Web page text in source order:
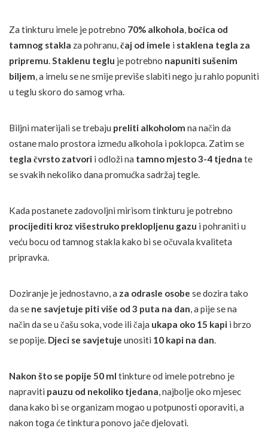
Za tinkturu imele je potrebno 70% alkohola, bočica od
tamnog stakla za pohranu,čaj od imele i staklena tegla za
pripremu.Staklenu teglu je potrebno napuniti sušenim
biljem, a imelu se ne smije previše slabiti nego ju rahlo popuniti
u teglu skoro do samog vrha.
Biljni materijali se trebaju preliti alkoholom na način da
ostane malo prostora između alkohola i poklopca. Zatim se
tegla čvrsto zatvori i odloži na tamno mjesto 3-4 tjedna te
se svakih nekoliko dana promućka sadržaj tegle.
Kada postanete zadovoljni mirisom tinkturu je potrebno
procijediti kroz višestruko preklopljenu gazu i pohraniti u
veću bocu od tamnog stakla kako bi se očuvala kvaliteta
pripravka.
Doziranje je jednostavno, a za odrasle osobe se dozira tako
da se ne savjetuje piti više od 3 puta na dan, a pije se na
način da se u čašu soka, vode ili čaja ukapa oko 15 kapi i brzo
se popije. Djeci se savjetuje unositi 10 kapi na dan.
Nakon što se popije 50 ml tinkture od imele potrebno je
napraviti pauzu od nekoliko tjedana, najbolje oko mjesec
dana kako bi se organizam mogao u potpunosti oporaviti, a
nakon toga će tinktura ponovo jače djelovati.